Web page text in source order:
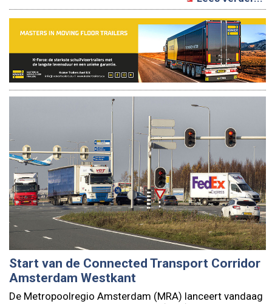
Start van de Connected Transport Corridor
Amsterdam Westkant
De Metropoolregio Amsterdam (MRA) lanceert vandaag